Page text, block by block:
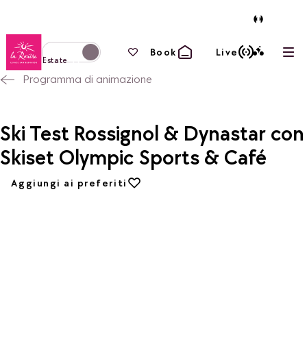
Torna alla home page
Passa alla modalità invernale
Estate
I tuoi preferiti
Book Live
Programma di animazione
Ski Test Rossignol & Dynastar con
Skiset Olympic Sports & Café
Aggiungi ai preferiti
Aggiungi ai preferiti